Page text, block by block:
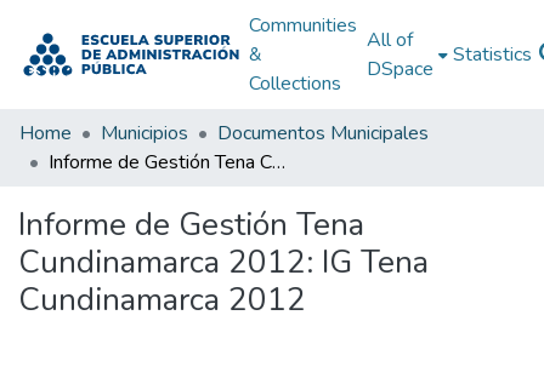
Communities
&
Collections
All of
DSpace
Statistics
Home Municipios
Documentos Municipales
Informe de Gestión Tena Cundinamarca 2012: IG Tena Cundinamarca 2012
Informe de Gestión Tena
Cundinamarca 2012: IG Tena
Cundinamarca 2012